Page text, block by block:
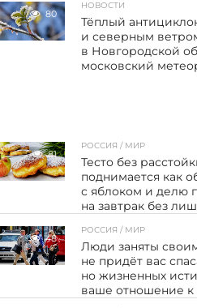
80
НОВОСТИ
Тёплый
и северным
в Новгородской
московский
81
РОССИЯ / МИР
Тесто без
поднимается как
с яблоком и делю
на завтрак без
48
РОССИЯ / МИР
Люди заняты
не придёт вас
но жизненных
ваше отношение